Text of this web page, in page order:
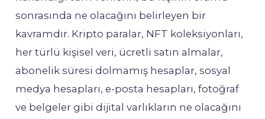
sonrasında ne olacağını belirleyen bir
kavramdır. Kripto paralar, NFT koleksiyonları,
her türlü kişisel veri, ücretli satın almalar,
abonelik süresi dolmamış hesaplar, sosyal
medya hesapları, e-posta hesapları, fotoğraf
ve belgeler gibi dijital varlıkların ne olacağını